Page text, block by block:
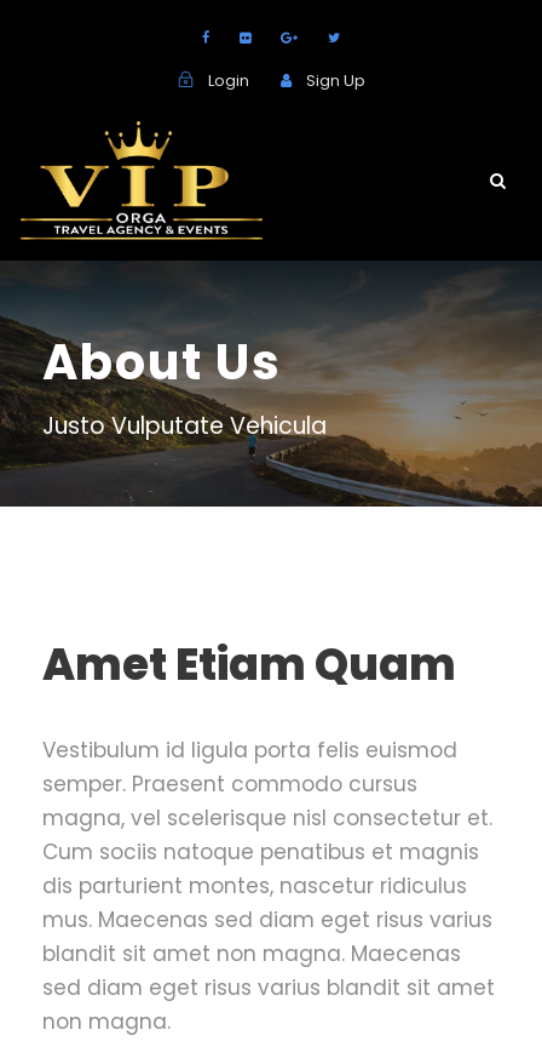
Login Sign Up
About Us
Justo Vulputate Vehicula
Amet Etiam Quam
Vestibulum id ligula porta felis euismod
semper. Praesent commodo cursus
magna, vel scelerisque nisl consectetur et.
Cum sociis natoque penatibus et magnis
dis parturient montes, nascetur ridiculus
mus. Maecenas sed diam eget risus varius
blandit sit amet non magna. Maecenas
sed diam eget risus varius blandit sit amet
non magna.